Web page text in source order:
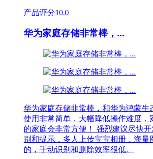
产品评分10.0
华为家庭存储非常棒，...
华为家庭存储非常棒，和华为鸿蒙生
使用非常简单，大幅降低操作难度，
的家庭会非常方便！ 强烈建议尽快
别和提示，多人上传宝宝相册，海量
的，手动识别和删除效率很低。